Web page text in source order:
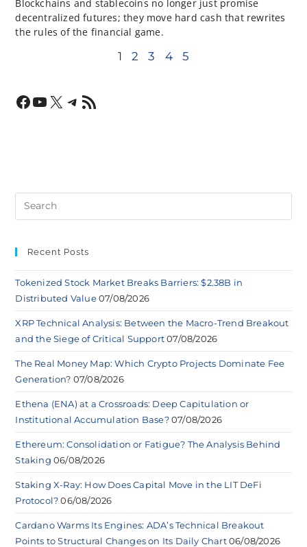
Blockchains and stablecoins no longer just promise
decentralized futures; they move hard cash that rewrites
the rules of the financial game.
1 2 3 4 5
Recent Posts
Tokenized Stock Market Breaks Barriers: $2.38B in
Distributed Value 07/08/2026
XRP Technical Analysis: Between the Macro-Trend Breakout
and the Siege of Critical Support 07/08/2026
The Real Money Map: Which Crypto Projects Dominate Fee
Generation? 07/08/2026
Ethena (ENA) at a Crossroads: Deep Capitulation or
Institutional Accumulation Base? 07/08/2026
Ethereum: Consolidation or Fatigue? The Analysis Behind
Staking 06/08/2026
Staking X-Ray: How Does Capital Move in the LIT DeFi
Protocol? 06/08/2026
Cardano Warms Its Engines: ADA’s Technical Breakout
Points to Structural Changes on Its Daily Chart 06/08/2026